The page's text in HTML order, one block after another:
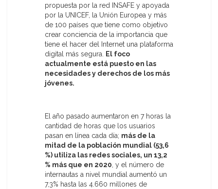
propuesta por la red INSAFE y apoyada
por la UNICEF, la Unión Europea y más
de 100 países que tiene como objetivo
crear conciencia de la importancia que
tiene el hacer del Internet una plataforma
digital más segura. El foco
actualmente está puesto en las
necesidades y derechos de los más
jóvenes.
El año pasado aumentaron en 7 horas la
cantidad de horas que los usuarios
pasan en línea cada día; más de la
mitad de la población mundial (53,6
%) utiliza las redes sociales, un 13,2
% más que en 2020 , y el número de
internautas a nivel mundial aumentó un
7,3% hasta las 4.660 millones de